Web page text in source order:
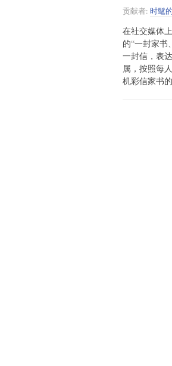
贡献者: 时髦
在社交媒体
的“一封家书
一封信，表
属，按照每
机彩信家书